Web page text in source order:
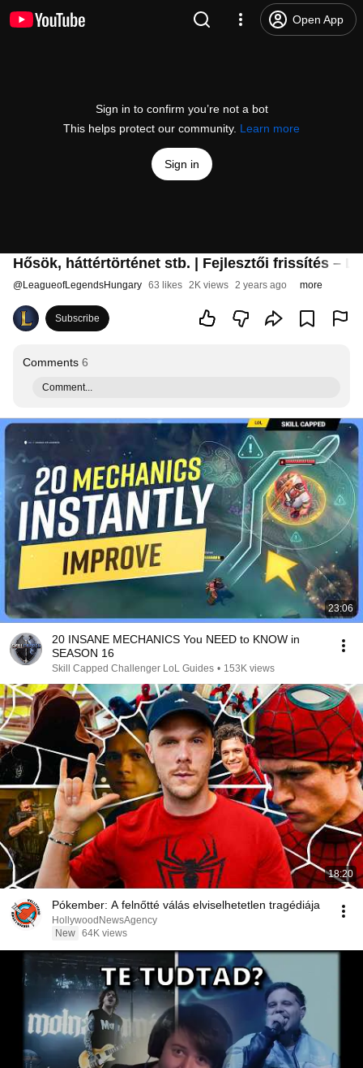
Open App
Sign in to confirm you’re not a bot
This helps protect our community. Learn more
Sign in
Hősök, háttértörténet stb. | Fejlesztői frissítés –
@LeagueofLegendsHungary 63 likes 2K views 2 years ago more
Subscribe
Comments 6
Comment...
23:06
20 INSANE MECHANICS You NEED to KNOW in
SEASON 16
Skill Capped Challenger LoL Guides • 153K views
18:20
Pókember: A felnőtté válás elviselhetetlen tragédiája
HollywoodNewsAgency
New 64K views